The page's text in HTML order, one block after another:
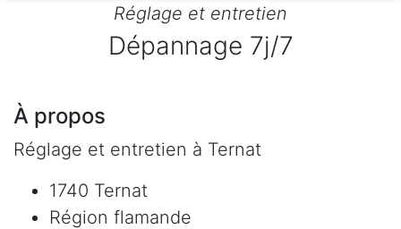
Réglage et entretien
Dépannage 7j/7
À propos
Réglage et entretien à Ternat
1740 Ternat
Région flamande